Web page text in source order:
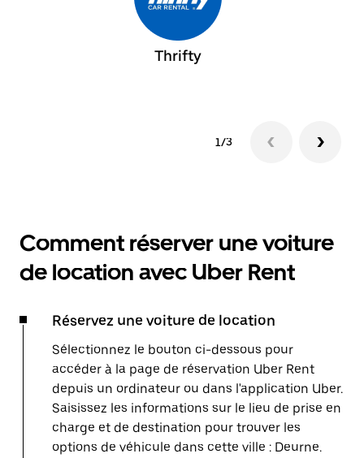
Thrifty
1/3
Comment réserver une voiture
de location avec Uber Rent
Réservez une voiture de location
Sélectionnez le bouton ci-dessous pour
accéder à la page de réservation Uber Rent
depuis un ordinateur ou dans l'application Uber.
Saisissez les informations sur le lieu de prise en
charge et de destination pour trouver les
options de véhicule dans cette ville : Deurne.